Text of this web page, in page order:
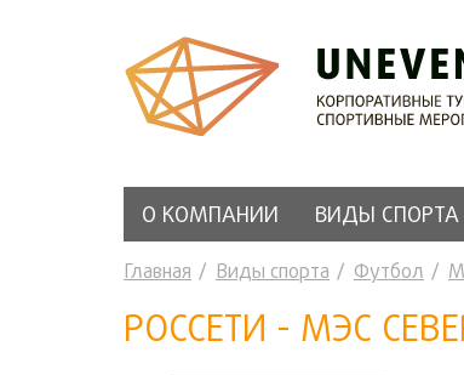
О КОМПАНИИ ВИДЫ СПОРТА
Главная Виды спорта Футбол
РОССЕТИ - МЭС